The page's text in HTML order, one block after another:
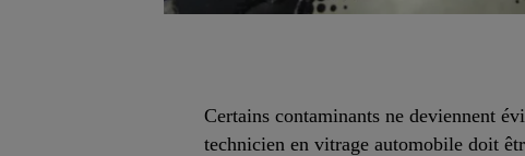
Certains contaminants ne deviennent
technicien en vitrage automobile doit